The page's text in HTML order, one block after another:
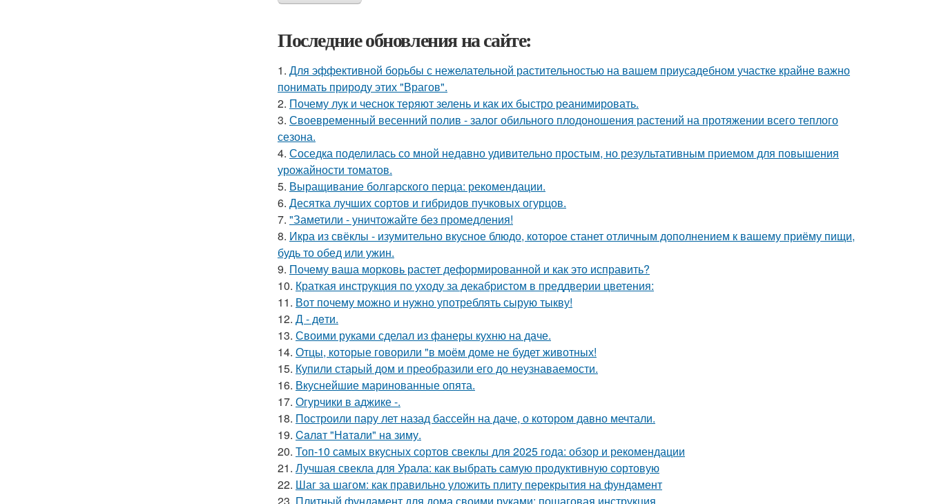
Последние обновления на сайте:
1. Для эффективной борьбы с нежелательной растительностью на вашем приусадебном участке крайне важно
понимать природу этих "Врагов".
2. Почему лук и чеснок теряют зелень и как их быстро реанимировать.
3. Своевременный весенний полив - залог обильного плодоношения растений на протяжении всего теплого
сезона.
4. Соседка поделилась со мной недавно удивительно простым, но результативным приемом для повышения
урожайности томатов.
5. Выращивание болгарского перца: рекомендации.
6. Десятка лучших сортов и гибридов пучковых огурцов.
7. "Заметили - уничтожайте без промедления!
8. Икра из свёклы - изумительно вкусное блюдо, которое станет отличным дополнением к вашему приёму пищи,
будь то обед или ужин.
9. Почему ваша морковь растет деформированной и как это исправить?
10. Краткая инструкция по уходу за декабристом в преддверии цветения:
11. Вот почему можно и нужно употреблять сырую тыкву!
12. Д - дeти.
13. Своими руками сделал из фанеры кухню на даче.
14. Отцы, которые говорили "в моём доме не будет животных!
15. Купили старый дом и преобразили его до неузнаваемости.
16. Вкуснейшие маринованные опята.
17. Огурчики в аджике -.
18. Построили пару лет назад бассейн на даче, о котором давно мечтали.
19. Caлaт "Нaтaли" нa зиму.
20. Топ-10 самых вкусных сортов свеклы для 2025 года: обзор и рекомендации
21. Лучшая свекла для Урала: как выбрать самую продуктивную сортовую
22. Шаг за шагом: как правильно уложить плиту перекрытия на фундамент